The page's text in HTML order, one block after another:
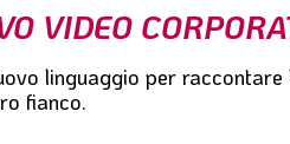
VIDEO
linguaggio per raccontare
fianco.